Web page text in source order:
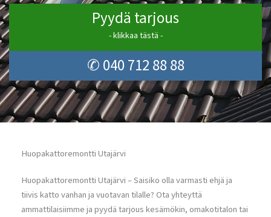
Pyydä tarjous
- klikkaa tästä -
✆ 040 712 88 88
Huopakattoremontti Utajärvi
Huopakattoremontti Utajärvi – Saisiko olla varmasti ehjä ja
tiivis katto vanhan ja vuotavan tilalle? Ota yhteyttä
ammattilaisiimme ja pyydä tarjous kesämökin, omakotitalon tai